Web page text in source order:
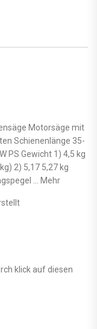
Motorsäge mit
Schienenlänge 35-
PS Gewicht 1) 4,5 kg
2) 5,17 5,27 kg
… Mehr
klick auf diesen